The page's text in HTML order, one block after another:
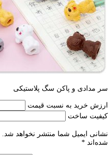
سر مدادی و پاکن سگ پلاستیکی
ارزش خرید به نسبت قیمت
کیفیت ساخت
نشانی ایمیل شما منتشر نخواهد شد.
شده‌اند *